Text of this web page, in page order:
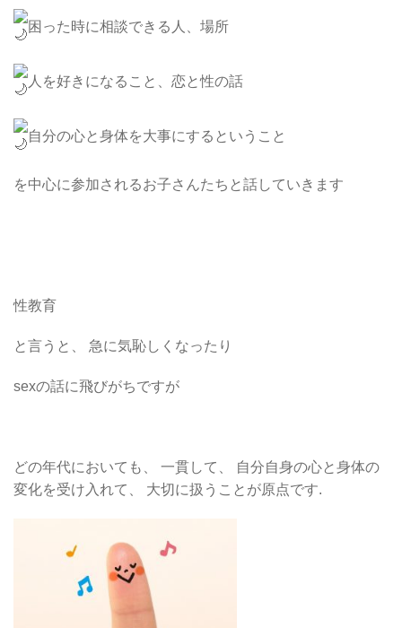
困った時に相談できる人、場所
人を好きになること、恋と性の話
自分の心と身体を大事にするということ
を中心に参加されるお子さんたちと話していきます
性教育
と言うと、 急に気恥しくなったり
sexの話に飛びがちですが
どの年代においても、 一貫して、 自分自身の心と身体の
変化を受け入れて、 大切に扱うことが原点です.